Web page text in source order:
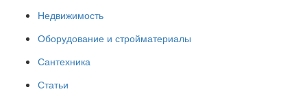
Недвижимость
Оборудование и стройматериалы
Сантехника
Статьи